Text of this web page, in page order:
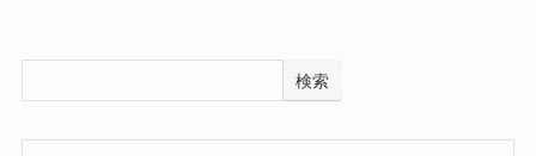
検索